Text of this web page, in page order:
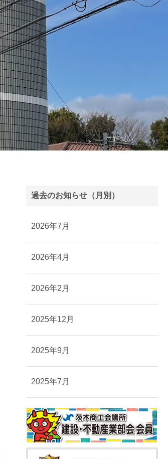
過去のお知らせ（月別）
2026年7月
2026年4月
2026年2月
2025年12月
2025年9月
2025年7月